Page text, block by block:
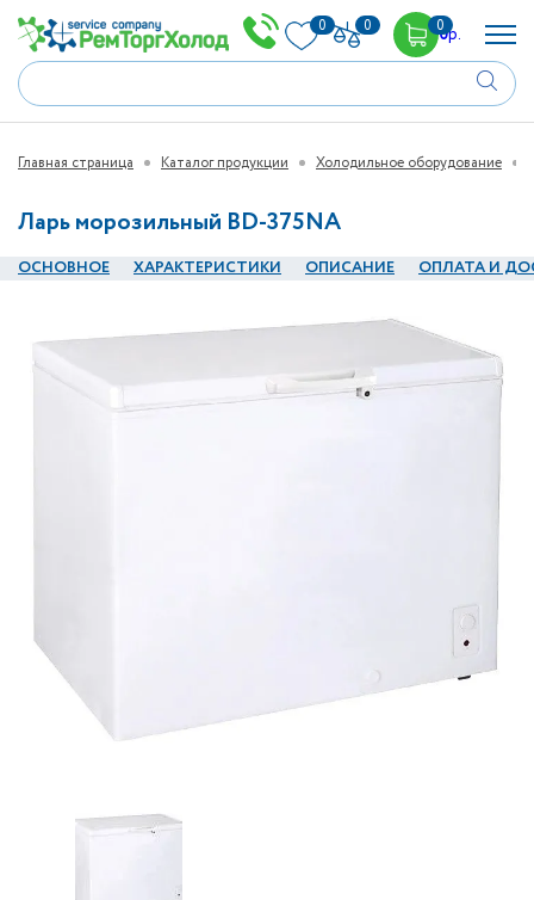
0 0 00р.
Главная страница Каталог продукции Холодильное оборудование
Ларь морозильный BD-375NA
ОСНОВНОЕ ХАРАКТЕРИСТИКИ ОПИСАНИЕ ОПЛАТА И